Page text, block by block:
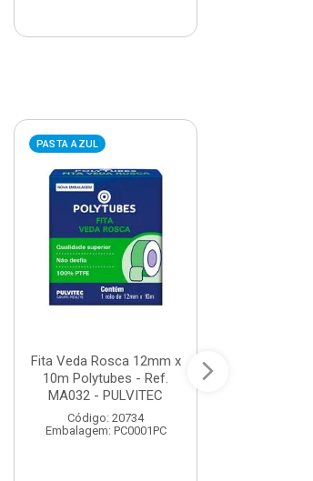
PASTA AZUL
Fita Veda Rosca 12mm x
10m Polytubes - Ref.
MA032 - PULVITEC
Código: 20734
Embalagem: PC0001PC